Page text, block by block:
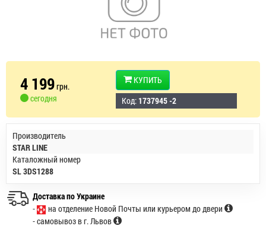
4 199грн.
сегодня
КУПИТЬ
Код: 1737945 -2
Производитель
STAR LINE
Каталожный номер
SL 3DS1288
Доставка по Украине
-
на отделение Новой Почты или курьером до двери
- самовывоз в г. Львов